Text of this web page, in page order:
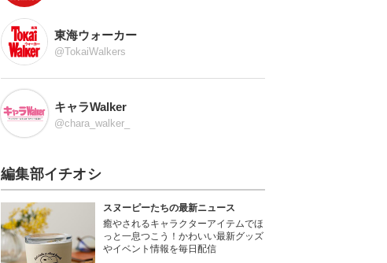
東海ウォーカー
@TokaiWalkers
キャラWalker
@chara_walker_
編集部イチオシ
スヌーピーたちの最新ニュース
癒やされるキャラクターアイテムでほ
っと一息つこう！かわいい最新グッズ
やイベント情報を毎日配信